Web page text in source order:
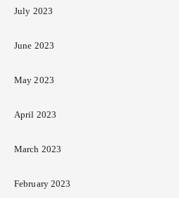
July 2023
June 2023
May 2023
April 2023
March 2023
February 2023